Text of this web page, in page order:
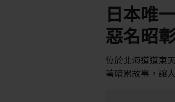
日本唯
惡名昭
位於北海道道東
著暗累故事，讓